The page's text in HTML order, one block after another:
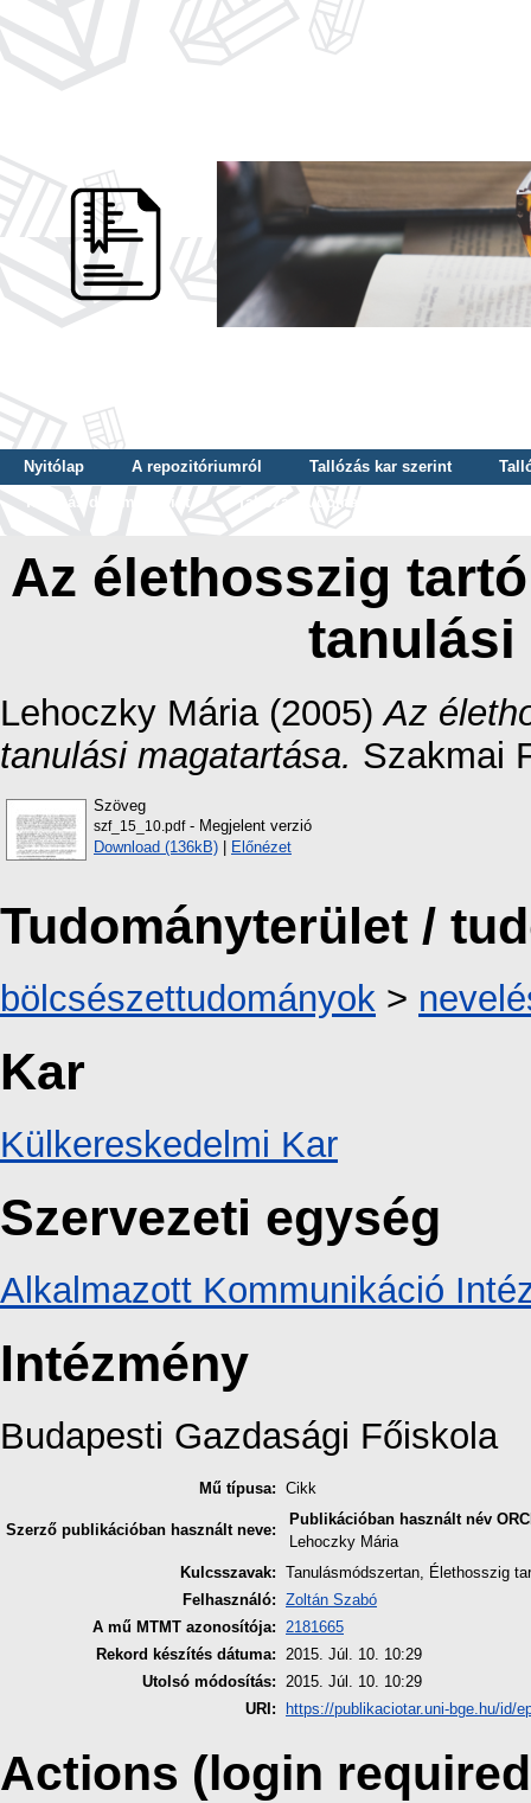
Nyitólap A repozitóriumról Tallózás kar szerint
Tallózás dátum szerint
Tallózás tudományterület szerint
Az élethosszig
tanulási
Lehoczky Mária(2005)Az
tanulási magatartása. Szakmai
Szöveg
szf_15_10.pdf- Megjelent verzió
Download (136kB) | Előnézet
Tudományterület /
bölcsészettudományok >
Kar
Külkereskedelmi Kar
Szervezeti egység
Alkalmazott Kommunikáció
Intézmény
Budapesti Gazdasági Főiskola
Mű típusa: Cikk
Szerző publikációban használt neve:
Publikációban használt név
Lehoczky Mária
Kulcsszavak: Tanulásmódszertan, Élethosszig
Felhasználó: Zoltán Szabó
A mű MTMT azonosítója: 2181665
Rekord készítés dátuma: 2015. Júl. 10. 10:29
Utolsó módosítás: 2015. Júl. 10. 10:29
URI:
https://publikaciotar.uni-bge.hu/id/
Actions (login